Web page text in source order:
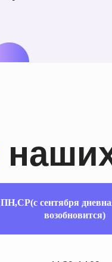
ПН,СР(с сентября
возобновится)